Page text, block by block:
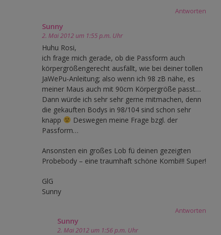
Antworten
Sunny
2. Mai 2012 um 1:55 p.m. Uhr
Huhu Rosi,
ich frage mich gerade, ob die Passform auch
körpergrößengerecht ausfällt, wie bei deiner tollen
JaWePu-Anleitung; also wenn ich 98 zB nähe, es
meiner Maus auch mit 90cm Körpergröße passt…
Dann würde ich sehr sehr gerne mitmachen, denn
die gekauften Bodys in 98/104 sind schon sehr
knapp
Deswegen meine Frage bzgl. der
Passform…
Ansonsten ein großes Lob fü deinen gezeigten
Probebody – eine traumhaft schöne Kombi!!! Super!
GlG
Sunny
Antworten
Sunny
2. Mai 2012 um 1:56 p.m. Uhr